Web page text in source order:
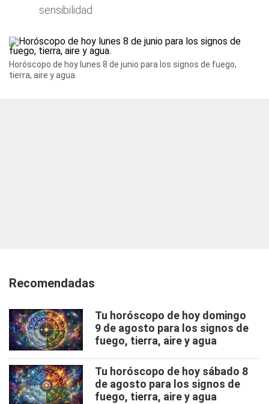
sensibilidad
Horóscopo de hoy lunes 8 de junio para los signos de fuego,
tierra, aire y agua.
Recomendadas
Tu horóscopo de hoy domingo
9 de agosto para los signos de
fuego, tierra, aire y agua
Tu horóscopo de hoy sábado 8
de agosto para los signos de
fuego, tierra, aire y agua